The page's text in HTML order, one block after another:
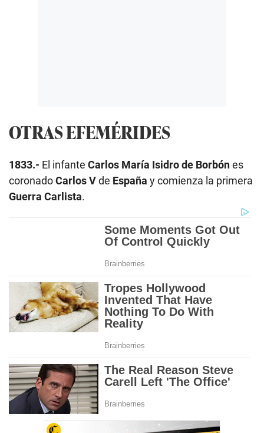
OTRAS EFEMÉRIDES
1833.- El infante Carlos María Isidro de Borbónes
coronadoCarlos Vde España y comienza la primera
Guerra Carlista.